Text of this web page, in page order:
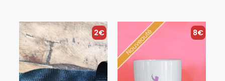
2€ 8€